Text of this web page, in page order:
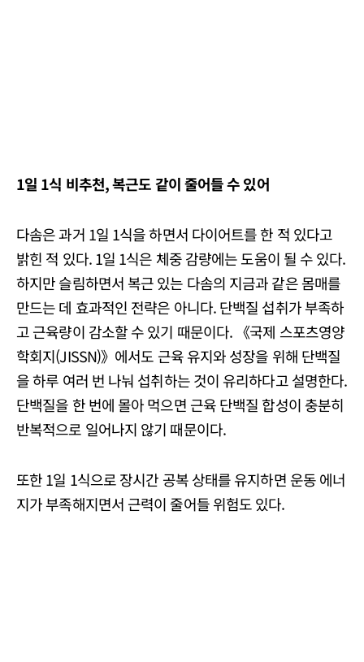
1일 1식 비추천, 복근도 같이 줄어들 수 있어
다솜은 과거 1일 1식을 하면서 다이어트를 한 적 있다고
밝힌 적 있다. 1일 1식은 체중 감량에는 도움이 될 수 있다.
하지만 슬림하면서 복근 있는 다솜의 지금과 같은 몸매를
만드는 데 효과적인 전략은 아니다. 단백질 섭취가 부족하
고 근육량이 감소할 수 있기 때문이다. 《국제 스포츠영양
학회지(JISSN)》에서도 근육 유지와 성장을 위해 단백질
을 하루 여러 번 나눠 섭취하는 것이 유리하다고 설명한다.
단백질을 한 번에 몰아 먹으면 근육 단백질 합성이 충분히
반복적으로 일어나지 않기 때문이다.
또한 1일 1식으로 장시간 공복 상태를 유지하면 운동 에너
지가 부족해지면서 근력이 줄어들 위험도 있다.